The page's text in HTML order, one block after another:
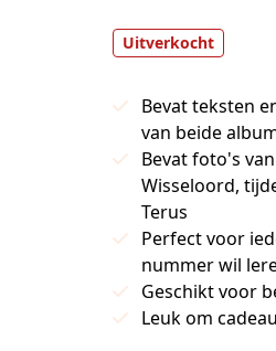
Uitverkocht
Bevat teksten
van beide
Bevat foto's
Wisseloord,
Terus
Perfect voor
nummer wil
Geschikt voor
Leuk om